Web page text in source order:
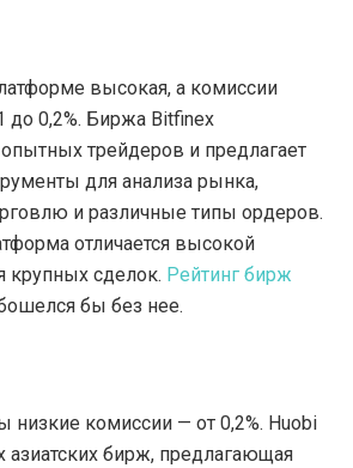
высокая, а комиссии
до 0,2%. Биржа Bitfinex
трейдеров и предлагает
для анализа рынка,
и различные типы ордеров.
отличается высокой
крупных сделок. Рейтинг бирж
бы без нее.
низкие комиссии — от 0,2%. Huobi
азиатских бирж, предлагающая